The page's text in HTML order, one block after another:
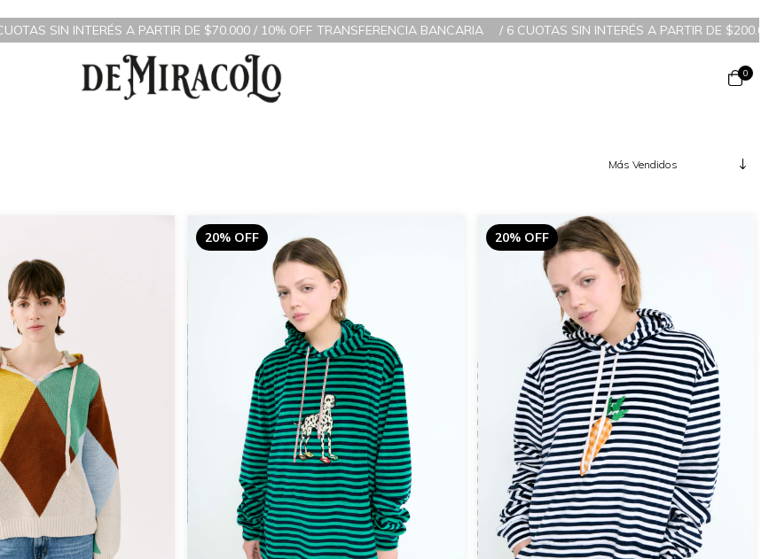
SIN INTERÉS A PARTIR DE $70.000 / 10% OFF TRANSFERENCIA BANCARIA /6 CUOTAS SIN INTERÉS A PARTIR DE $200.000 /
0
20% OFF 20% OFF